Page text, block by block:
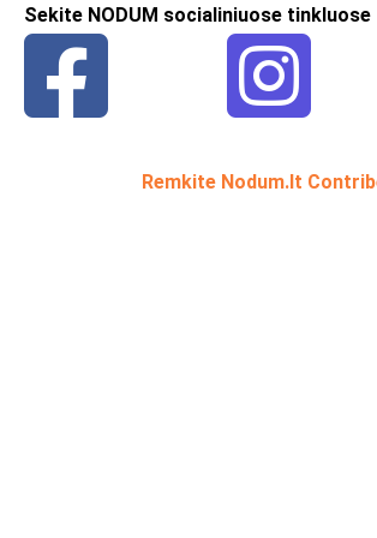
Sekite NODUM socialiniuose tinkluose
Remkite Nodum.lt